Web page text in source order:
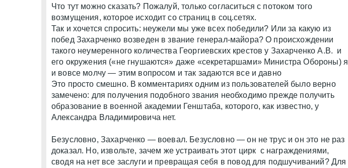
Что тут можно сказать? Пожалуй, только согласиться с потоком того
возмущения, которое исходит со страниц в соц.сетях.
Так и хочется спросить: неужели мы уже всех победили? Или за какую из
побед Захарченко возведен в звание генерал-майора? О происхождении
такого неумеренного количества Георгиевских крестов у Захарченко А.В. и
его окружения («не гнушаются» даже «секретаршами» Министра Обороны) я
и вовсе молчу — этим вопросом и так задаются все и давно
Это просто смешно. В комментариях одним из пользователей было верно
замечено: для получения подобного звания необходимо прежде получить
образование в военной академии Генштаба, которого, как известно, у
Александра Владимировича нет.
Безусловно, Захарченко — воевал. Безусловно — он не трус и он это не раз
доказал. Но, извольте, зачем же устраивать этот цирк с награждениями,
сводя на нет все заслуги и превращая себя в повод для подшучиваний? Для